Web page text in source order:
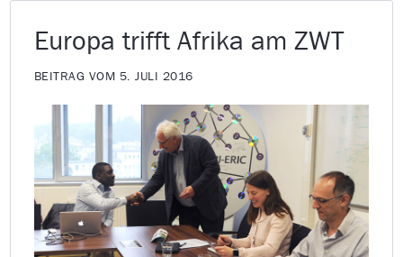
Europa trifft Afrika am ZWT
BEITRAG VOM 5. JULI 2016